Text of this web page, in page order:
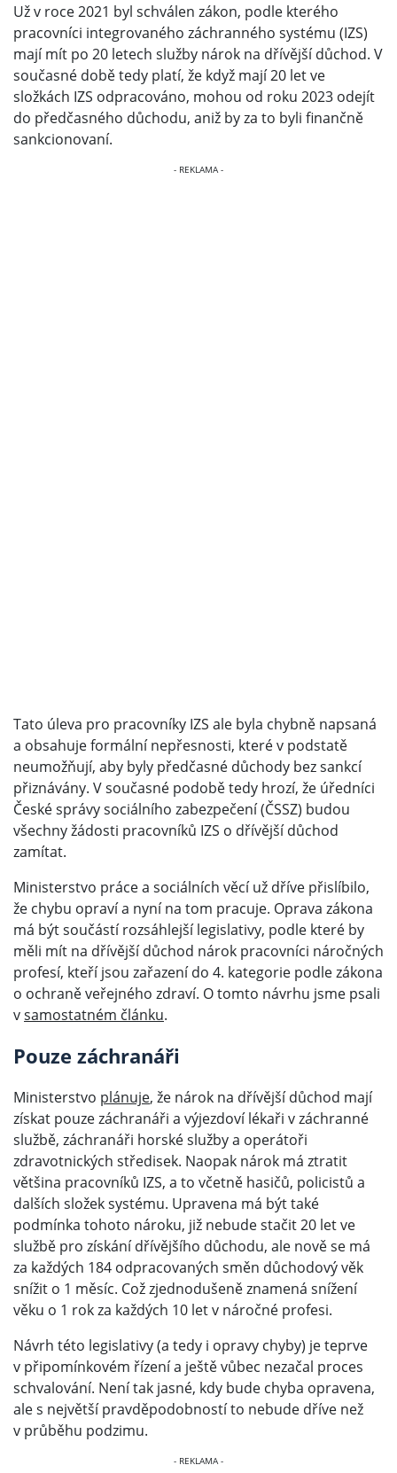
Už v roce 2021 byl schválen zákon, podle kterého
pracovníci integrovaného záchranného systému (IZS)
mají mít po 20 letech služby nárok na dřívější důchod. V
současné době tedy platí, že když mají 20 let ve
složkách IZS odpracováno, mohou od roku 2023 odejít
do předčasného důchodu, aniž by za to byli finančně
sankcionovaní.
Tato úleva pro pracovníky IZS ale byla chybně napsaná
a obsahuje formální nepřesnosti, které v podstatě
neumožňují, aby byly předčasné důchody bez sankcí
přiznávány. V současné podobě tedy hrozí, že úředníci
České správy sociálního zabezpečení (ČSSZ) budou
všechny žádosti pracovníků IZS o dřívější důchod
zamítat.
Ministerstvo práce a sociálních věcí už dříve přislíbilo,
že chybu opraví a nyní na tom pracuje. Oprava zákona
má být součástí rozsáhlejší legislativy, podle které by
měli mít na dřívější důchod nárok pracovníci náročných
profesí, kteří jsou zařazení do 4. kategorie podle zákona
o ochraně veřejného zdraví. O tomto návrhu jsme psali
vsamostatném článku.
Pouze záchranáři
Ministerstvo plánuje, že nárok na dřívější důchod mají
získat pouze záchranáři a výjezdoví lékaři v záchranné
službě, záchranáři horské služby a operátoři
zdravotnických středisek. Naopak nárok má ztratit
většina pracovníků IZS, a to včetně hasičů, policistů a
dalších složek systému. Upravena má být také
podmínka tohoto nároku, již nebude stačit 20 let ve
službě pro získání dřívějšího důchodu, ale nově se má
za každých 184 odpracovaných směn důchodový věk
snížit o 1 měsíc. Což zjednodušeně znamená snížení
věku o 1 rok za každých 10 let v náročné profesi.
Návrh této legislativy (a tedy i opravy chyby) je teprve
v připomínkovém řízení a ještě vůbec nezačal proces
schvalování. Není tak jasné, kdy bude chyba opravena,
ale s největší pravděpodobností to nebude dříve než
v průběhu podzimu.